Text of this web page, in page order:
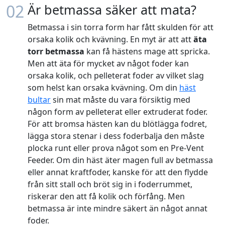
02 Är betmassa säker att mata?
Betmassa i sin torra form har fått skulden för att
orsaka kolik och kvävning. En myt är att attäta
torr betmassa kan få hästens mage att spricka.
Men att äta för mycket av något foder kan
orsaka kolik, och pelleterat foder av vilket slag
som helst kan orsaka kvävning. Om din häst
bultarsin mat måste du vara försiktig med
någon form av pelleterat eller extruderat foder.
För att bromsa hästen kan du blötlägga fodret,
lägga stora stenar i dess foderbalja den måste
plocka runt eller prova något som en Pre-Vent
Feeder. Om din häst äter magen full av betmassa
eller annat kraftfoder, kanske för att den flydde
från sitt stall och bröt sig in i foderrummet,
riskerar den att få kolik och förfång. Men
betmassa är inte mindre säkert än något annat
foder.